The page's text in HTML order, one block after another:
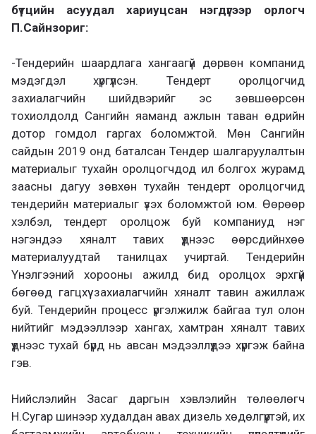
бүтцийн асуудал хариуцсан нэгдүгээр орлогч
П.Сайнзориг:
-Тендерийн шаардлага хангаагүй дөрвөн компанид
мэдэгдэл хүргүүлсэн. Тендерт оролцогчид
захиалагчийн шийдвэрийг эс зөвшөөрсөн
тохиолдолд Сангийн яаманд ажлын таван өдрийн
дотор гомдол гаргах боломжтой. Мөн Сангийн
сайдын 2019 онд баталсан Тендер шалгаруулалтын
материалыг тухайн оролцогчдод ил болгох журамд
заасны дагуу зөвхөн тухайн тендерт оролцогчид
тендерийн материалыг үзэх боломжтой юм. Өөрөөр
хэлбэл, тендерт оролцож буй компаниуд нэг
нэгэндээ хяналт тавих үүднээс өөрсдийнхөө
материалуудтай танилцах учиртай. Тендерийн
Үнэлгээний хорооны ажилд бид оролцох эрхгүй
бөгөөд гагцхүү захиалагчийн хяналт тавин ажиллаж
буй. Тендерийн процесс үргэлжилж байгаа тул олон
нийтийг мэдээллээр хангах, хамтран хяналт тавих
үүднээс тухай бүрд нь авсан мэдээллүүдээ хүргэж байна
гэв.
Нийслэлийн Засаг даргын хэвлэлийн төлөөлөгч
Н.Сугар шинээр худалдан авах дизель хөдөлгүүртэй, их